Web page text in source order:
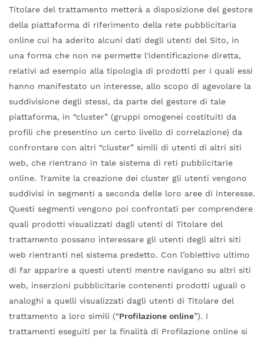
Titolare del trattamento metterà a disposizione del gestore
della piattaforma di riferimento della rete pubblicitaria
online cui ha aderito alcuni dati degli utenti del Sito, in
una forma che non ne permette l'identificazione diretta,
relativi ad esempio alla tipologia di prodotti per i quali essi
hanno manifestato un interesse, allo scopo di agevolare la
suddivisione degli stessi, da parte del gestore di tale
piattaforma, in “cluster” (gruppi omogenei costituiti da
profili che presentino un certo livello di correlazione) da
confrontare con altri “cluster” simili di utenti di altri siti
web, che rientrano in tale sistema di reti pubblicitarie
online. Tramite la creazione dei cluster gli utenti vengono
suddivisi in segmenti a seconda delle loro aree di interesse.
Questi segmenti vengono poi confrontati per comprendere
quali prodotti visualizzati dagli utenti di Titolare del
trattamento possano interessare gli utenti degli altri siti
web rientranti nel sistema predetto. Con l’obiettivo ultimo
di far apparire a questi utenti mentre navigano su altri siti
web, inserzioni pubblicitarie contenenti prodotti uguali o
analoghi a quelli visualizzati dagli utenti di Titolare del
trattamento a loro simili (“Profilazione online”). I
trattamenti eseguiti per la finalità di Profilazione online si